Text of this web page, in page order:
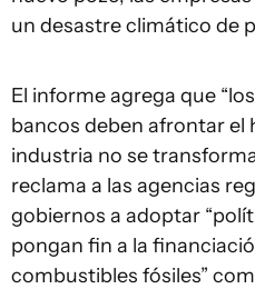
un desastre climático de
El informe agrega que
bancos deben afrontar el
industria no se
reclama a las agencias
gobiernos a adoptar
pongan fin a la
combustibles fósiles”